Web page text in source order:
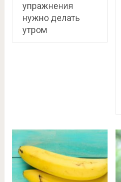
упражнения
нужно делать
утром